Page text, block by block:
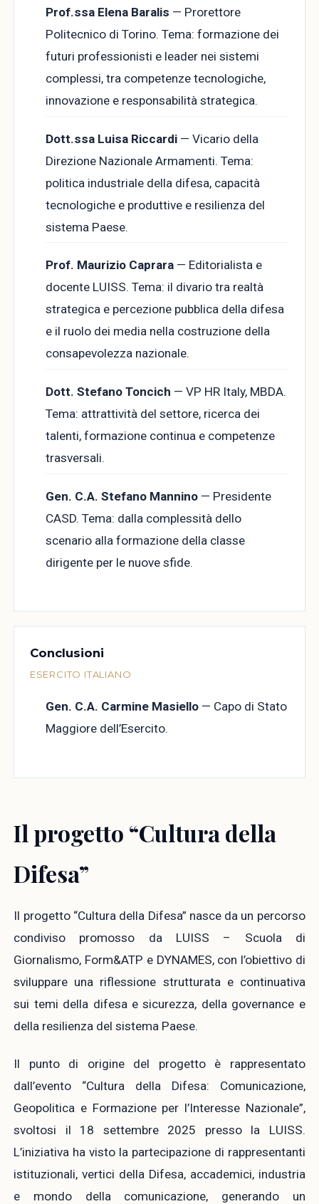
Prof.ssa Elena Baralis — Prorettore
Politecnico di Torino. Tema: formazione dei
futuri professionisti e leader nei sistemi
complessi, tra competenze tecnologiche,
innovazione e responsabilità strategica.
Dott.ssa Luisa Riccardi — Vicario della
Direzione Nazionale Armamenti. Tema:
politica industriale della difesa, capacità
tecnologiche e produttive e resilienza del
sistema Paese.
Prof. Maurizio Caprara — Editorialista e
docente LUISS. Tema: il divario tra realtà
strategica e percezione pubblica della difesa
e il ruolo dei media nella costruzione della
consapevolezza nazionale.
Dott. Stefano Toncich — VP HR Italy, MBDA.
Tema: attrattività del settore, ricerca dei
talenti, formazione continua e competenze
trasversali.
Gen. C.A. Stefano Mannino — Presidente
CASD. Tema: dalla complessità dello
scenario alla formazione della classe
dirigente per le nuove sfide.
Conclusioni
ESERCITO ITALIANO
Gen. C.A. Carmine Masiello — Capo di Stato
Maggiore dell’Esercito.
Il progetto “Cultura della
Difesa”
Il progetto “Cultura della Difesa” nasce da un percorso
condiviso promosso da LUISS – Scuola di
Giornalismo, Form&ATP e DYNAMES, con l’obiettivo di
sviluppare una riflessione strutturata e continuativa
sui temi della difesa e sicurezza, della governance e
della resilienza del sistema Paese.
Il punto di origine del progetto è rappresentato
dall’evento “Cultura della Difesa: Comunicazione,
Geopolitica e Formazione per l’Interesse Nazionale”,
svoltosi il 18 settembre 2025 presso la LUISS.
L’iniziativa ha visto la partecipazione di rappresentanti
istituzionali, vertici della Difesa, accademici, industria
e mondo della comunicazione, generando un